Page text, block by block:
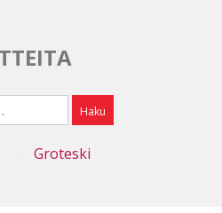
Haku
Groteski